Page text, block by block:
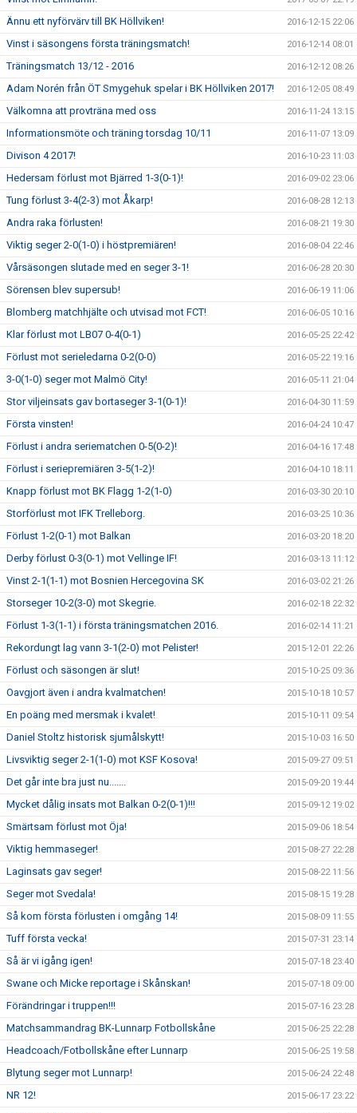
Ännu ett nyförvärv till BK Höllviken! 2016-12-15 22:06
Vinst i säsongens första träningsmatch! 2016-12-14 08:01
Träningsmatch 13/12 - 2016 2016-12-12 08:26
Adam Norén från ÖT Smygehuk spelar i BK Höllviken 2017! 2016-12-05 08:49
Välkomna att provträna med oss 2016-11-24 13:15
Informationsmöte och träning torsdag 10/11 2016-11-07 13:09
Divison 4 2017! 2016-10-23 11:03
Hedersam förlust mot Bjärred 1-3(0-1)! 2016-09-02 23:06
Tung förlust 3-4(2-3) mot Åkarp! 2016-08-28 12:13
Andra raka förlusten! 2016-08-21 19:30
Viktig seger 2-0(1-0) i höstpremiären! 2016-08-04 22:46
Vårsäsongen slutade med en seger 3-1! 2016-06-28 20:30
Sörensen blev supersub! 2016-06-19 11:06
Blomberg matchhjälte och utvisad mot FCT! 2016-06-05 10:16
Klar förlust mot LB07 0-4(0-1) 2016-05-25 22:42
Förlust mot serieledarna 0-2(0-0) 2016-05-22 19:16
3-0(1-0) seger mot Malmö City! 2016-05-11 21:04
Stor viljeinsats gav bortaseger 3-1(0-1)! 2016-04-30 11:59
Första vinsten! 2016-04-24 10:47
Förlust i andra seriematchen 0-5(0-2)! 2016-04-16 17:48
Förlust i seriepremiären 3-5(1-2)! 2016-04-10 18:11
Knapp förlust mot BK Flagg 1-2(1-0) 2016-03-30 20:10
Storförlust mot IFK Trelleborg. 2016-03-25 10:36
Förlust 1-2(0-1) mot Balkan 2016-03-20 18:20
Derby förlust 0-3(0-1) mot Vellinge IF! 2016-03-13 11:12
Vinst 2-1(1-1) mot Bosnien Hercegovina SK 2016-03-02 21:26
Storseger 10-2(3-0) mot Skegrie. 2016-02-18 22:32
Förlust 1-3(1-1) i första träningsmatchen 2016. 2016-02-14 11:21
Rekordungt lag vann 3-1(2-0) mot Pelister! 2015-12-01 22:26
Förlust och säsongen är slut! 2015-10-25 09:36
Oavgjort även i andra kvalmatchen! 2015-10-18 10:57
En poäng med mersmak i kvalet! 2015-10-11 09:54
Daniel Stoltz historisk sjumålskytt! 2015-10-03 16:50
Livsviktig seger 2-1(1-0) mot KSF Kosova! 2015-09-27 09:51
Det går inte bra just nu....... 2015-09-20 19:44
Mycket dålig insats mot Balkan 0-2(0-1)!!! 2015-09-12 19:02
Smärtsam förlust mot Öja! 2015-09-06 18:54
Viktig hemmaseger! 2015-08-27 22:28
Laginsats gav seger! 2015-08-22 11:56
Seger mot Svedala! 2015-08-15 19:28
Så kom första förlusten i omgång 14! 2015-08-09 11:55
Tuff första vecka! 2015-07-31 23:14
Så är vi igång igen! 2015-07-18 23:40
Swane och Micke reportage i Skånskan! 2015-07-18 09:00
Förändringar i truppen!!! 2015-07-16 23:28
Matchsammandrag BK-Lunnarp Fotbollskåne 2015-06-25 22:28
Headcoach/Fotbollskåne efter Lunnarp 2015-06-25 19:58
Blytung seger mot Lunnarp! 2015-06-24 22:48
NR 12! 2015-06-17 23:22